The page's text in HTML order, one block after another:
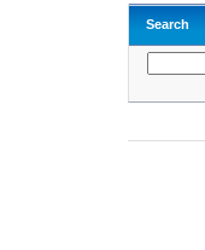
Search